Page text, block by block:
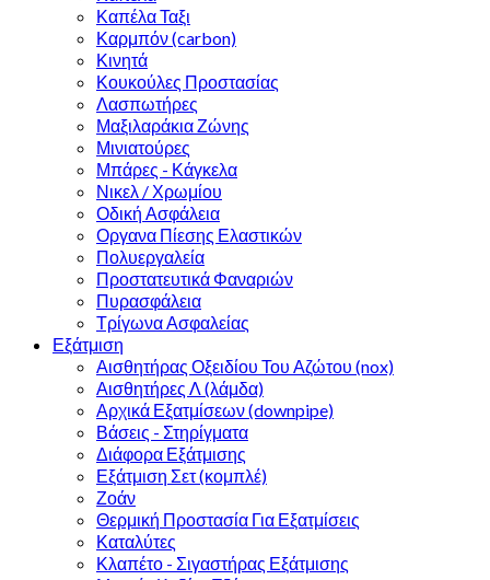
Καπέλα Ταξι
Καρμπόν (carbon)
Κινητά
Κουκούλες Προστασίας
Λασπωτήρες
Μαξιλαράκια Ζώνης
Μινιατούρες
Μπάρες - Κάγκελα
Νικελ / Χρωμίου
Οδική Ασφάλεια
Οργανα Πίεσης Ελαστικών
Πολυεργαλεία
Προστατευτικά Φαναριών
Πυρασφάλεια
Τρίγωνα Ασφαλείας
Εξάτμιση
Αισθητήρας Οξειδίου Του Αζώτου (nox)
Αισθητήρες Λ (λάμδα)
Αρχικά Εξατμίσεων (downpipe)
Βάσεις - Στηρίγματα
Διάφορα Εξάτμισης
Εξάτμιση Σετ (κομπλέ)
Ζοάν
Θερμική Προστασία Για Εξατμίσεις
Καταλύτες
Κλαπέτο - Σιγαστήρας Εξάτμισης